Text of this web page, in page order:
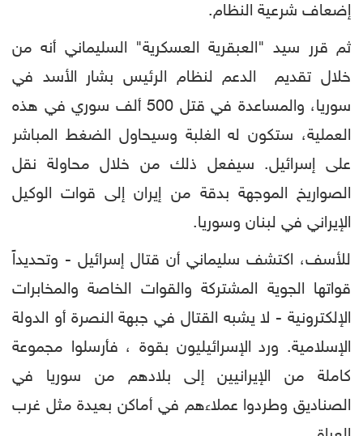
إضعاف شرعية النظام.
ثم قرر سيد "العبقرية العسكرية" السليماني أنه من
خلال تقديم الدعم لنظام الرئيس بشار الأسد في
سوريا، والمساعدة في قتل 500 ألف سوري في هذه
العملية، ستكون له الغلبة وسيحاول الضغط المباشر
على إسرائيل. سيفعل ذلك من خلال محاولة نقل
الصواريخ الموجهة بدقة من إيران إلى قوات الوكيل
الإيراني في لبنان وسوريا.
للأسف، اكتشف سليماني أن قتال إسرائيل - وتحديداً
قواتها الجوية المشتركة والقوات الخاصة والمخابرات
الإلكترونية - لا يشبه القتال في جبهة النصرة أو الدولة
الإسلامية. ورد الإسرائيليون بقوة ، فأرسلوا مجموعة
كاملة من الإيرانيين إلى بلادهم من سوريا في
الصناديق وطردوا عملاءهم في أماكن بعيدة مثل غرب